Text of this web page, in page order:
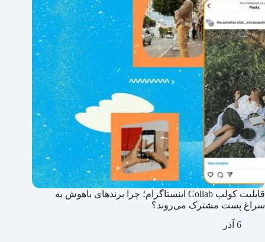
قابلیت کولب Collab اینستاگرام؛ چرا برندهای باهوش به
سراغ پست مشترک می‌روند؟
6 آذر